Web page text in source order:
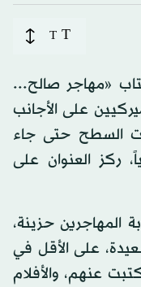
T
T
«مهاجر صالح...
على الأجانب
السطح حتى جاء
ركز العنوان على
المهاجرين حزينة،
على الأقل في
عنهم، والأفلام